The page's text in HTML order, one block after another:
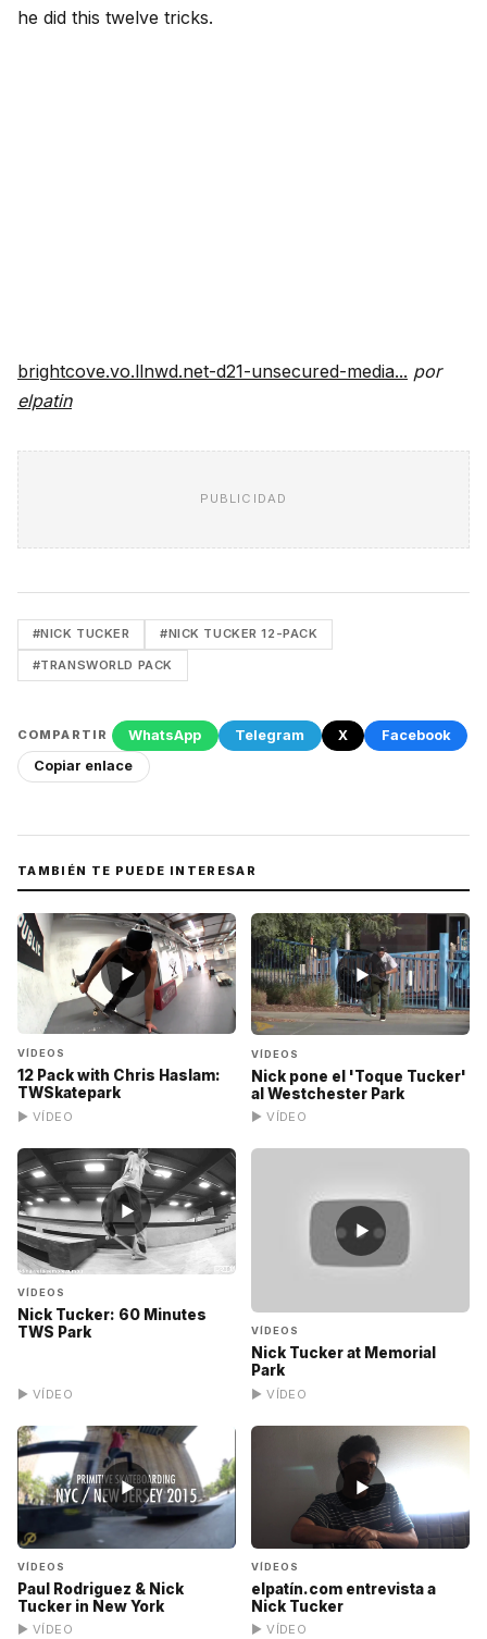
he did this twelve tricks.
brightcove.vo.llnwd.net-d21-unsecured-media... por
elpatin
PUBLICIDAD
#NICK TUCKER #NICK TUCKER 12-PACK
#TRANSWORLD PACK
COMPARTIR WhatsApp Telegram X
Facebook
Copiar enlace
TAMBIÉN TE PUEDE INTERESAR
▶
VÍDEOS
12 Pack with Chris Haslam:
TWSkatepark
▶ VÍDEO
▶
VÍDEOS
Nick pone el 'Toque Tucker'
al Westchester Park
▶ VÍDEO
▶
VÍDEOS
Nick Tucker: 60 Minutes
TWS Park
▶ VÍDEO
▶
VÍDEOS
Nick Tucker at Memorial
Park
▶ VÍDEO
▶
VÍDEOS
Paul Rodriguez & Nick
Tucker in New York
▶ VÍDEO
▶
VÍDEOS
elpatín.com entrevista a
Nick Tucker
▶ VÍDEO